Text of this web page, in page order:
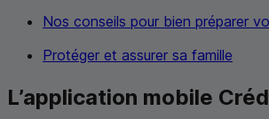
Nos conseils pour bien préparer
Protéger et assurer sa famille
L’application mobile